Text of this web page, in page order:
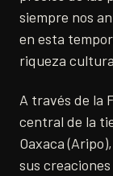
siempre nos
en esta
riqueza
A través de la
central de la
Oaxaca
sus